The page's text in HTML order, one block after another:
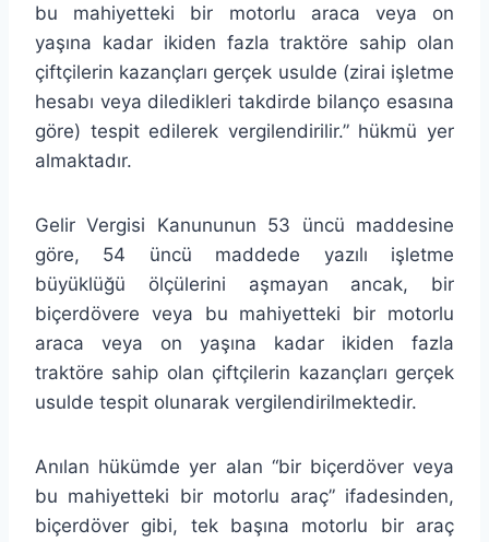
bu mahiyetteki bir motorlu araca veya on
yaşına kadar ikiden fazla traktöre sahip olan
çiftçilerin kazançları gerçek usulde (zirai işletme
hesabı veya diledikleri takdirde bilanço esasına
göre) tespit edilerek vergilendirilir.” hükmü yer
almaktadır.
Gelir Vergisi Kanununun 53 üncü maddesine
göre, 54 üncü maddede yazılı işletme
büyüklüğü ölçülerini aşmayan ancak, bir
biçerdövere veya bu mahiyetteki bir motorlu
araca veya on yaşına kadar ikiden fazla
traktöre sahip olan çiftçilerin kazançları gerçek
usulde tespit olunarak vergilendirilmektedir.
Anılan hükümde yer alan “bir biçerdöver veya
bu mahiyetteki bir motorlu araç” ifadesinden,
biçerdöver gibi, tek başına motorlu bir araç